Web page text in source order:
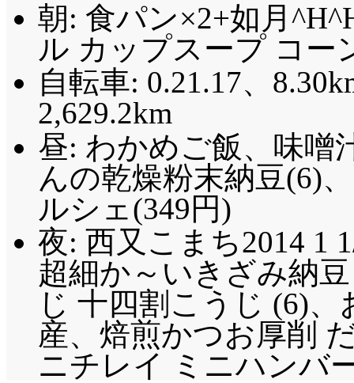
朝: 食パン×2+如月
ル カップスープ コー
自転車: 0.21.17、
2,629.2km
昼: わかめご飯、味噌
んの乾燥粉末納豆(6)
ルシェ(349円)
夜: 西又こまち2014 1
超細か～いきざみ納
じ 十四割こうじ (6)
産、焙煎かつお厚削
ニチレイ ミニハンバ